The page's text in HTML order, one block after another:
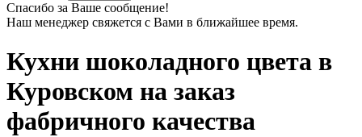
Спасибо за Ваше сообщение!
Наш менеджер свяжется с Вами в ближайшее время.
Кухни шоколадного цвета в
Куровском на заказ
фабричного качества